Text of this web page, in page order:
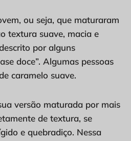
ou seja, que maturaram
textura suave, macia e
por alguns
doce”. Algumas pessoas
caramelo suave.
versão maturada por mais
de textura, se
e quebradiço. Nessa